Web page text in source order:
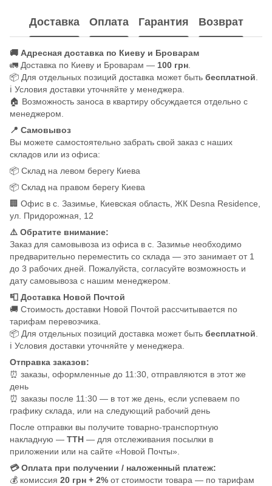
Доставка Оплата Гарантия Возврат
🚚 Адресная доставка по Киеву и Броварам
🚛 Доставка по Киеву и Броварам — 100 грн
📦 Для отдельных позиций доставка может быть бесплатной
ℹ️ Условия доставки уточняйте у менеджера.
🏠 Возможность заноса в квартиру обсуждается отдельно с
менеджером.
📍 Самовывоз
Вы можете самостоятельно забрать свой заказ с наших
складов или из офиса:
📦 Склад на левом берегу Киева
📦 Склад на правом берегу Киева
🏢 Офис в с. Зазимье, Киевская область, ЖК Desna Residence,
ул. Придорожная, 12
⚠️ Обратите внимание:
Заказ для самовывоза из офиса в с. Зазимье необходимо
предварительно переместить со склада — это занимает от 1
до 3 рабочих дней. Пожалуйста, согласуйте возможность и
дату самовывоза с нашим менеджером.
📮 Доставка Новой Почтой
🚚 Стоимость доставки Новой Почтой рассчитывается по
тарифам перевозчика.
📦 Для отдельных позиций доставка может быть бесплатной
ℹ️ Условия доставки уточняйте у менеджера.
Отправка заказов:
⏰ заказы, оформленные до 11:30, отправляются в этот же
день
⏰ заказы после 11:30 — в тот же день, если успеваем по
графику склада, или на следующий рабочий день
После отправки вы получите товарно-транспортную
накладную — ТТН — для отслеживания посылки в
приложении или на сайте «Новой Почты».
💳 Оплата при получении / наложенный платеж:
💰 комиссия 20 грн + 2% от стоимости товара — по тарифам